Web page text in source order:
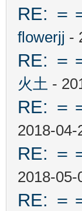
RE: ＝
flowerjj -
RE: ＝
火土 -
RE: ＝
2018-04-
RE: ＝
2018-05-
RE: ＝